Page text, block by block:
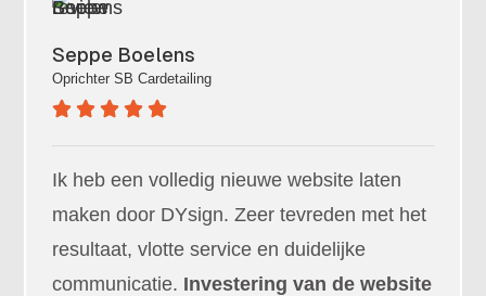
Seppe Boelens
OprichterSB Cardetailing
Ik heb een volledig nieuwe website laten
maken door DYsign. Zeer tevreden met het
resultaat, vlotte service en duidelijke
communicatie. Investering van de website